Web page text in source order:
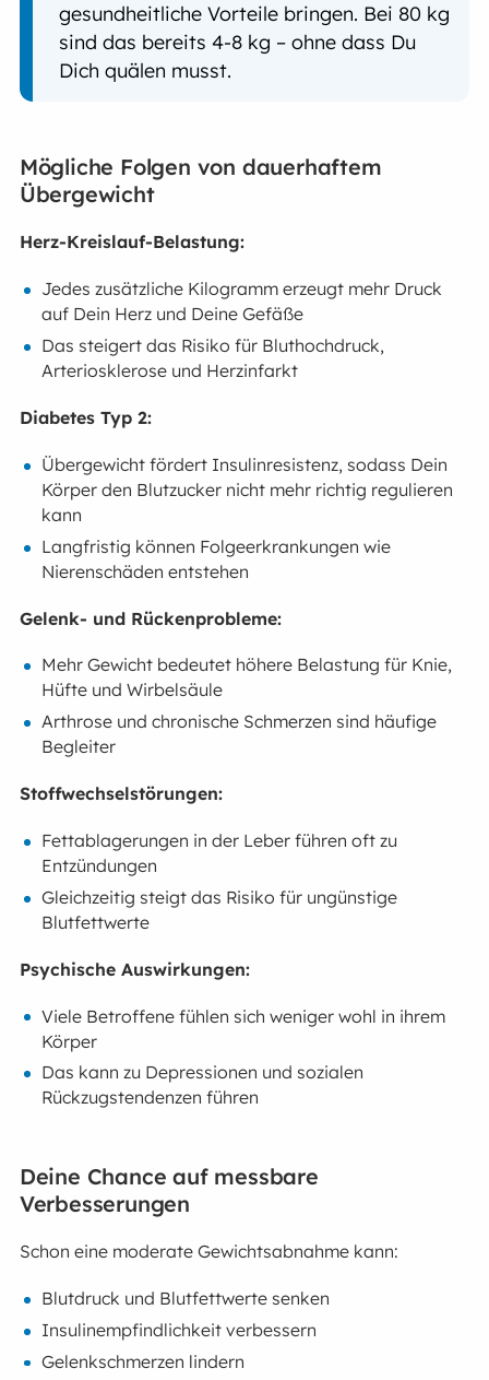
gesundheitliche Vorteile bringen. Bei 80 kg
sind das bereits 4-8 kg – ohne dass Du
Dich quälen musst.
Mögliche Folgen von dauerhaftem
Übergewicht
Herz-Kreislauf-Belastung:
Jedes zusätzliche Kilogramm erzeugt mehr Druck
auf Dein Herz und Deine Gefäße
Das steigert das Risiko für Bluthochdruck,
Arteriosklerose und Herzinfarkt
Diabetes Typ 2:
Übergewicht fördert Insulinresistenz, sodass Dein
Körper den Blutzucker nicht mehr richtig regulieren
kann
Langfristig können Folgeerkrankungen wie
Nierenschäden entstehen
Gelenk- und Rückenprobleme:
Mehr Gewicht bedeutet höhere Belastung für Knie,
Hüfte und Wirbelsäule
Arthrose und chronische Schmerzen sind häufige
Begleiter
Stoffwechselstörungen:
Fettablagerungen in der Leber führen oft zu
Entzündungen
Gleichzeitig steigt das Risiko für ungünstige
Blutfettwerte
Psychische Auswirkungen:
Viele Betroffene fühlen sich weniger wohl in ihrem
Körper
Das kann zu Depressionen und sozialen
Rückzugstendenzen führen
Deine Chance auf messbare
Verbesserungen
Schon eine moderate Gewichtsabnahme kann:
Blutdruck und Blutfettwerte senken
Insulinempfindlichkeit verbessern
Gelenkschmerzen lindern